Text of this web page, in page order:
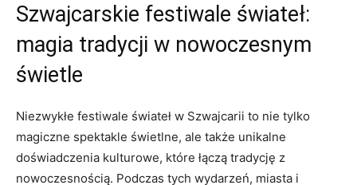
Szwajcarskie festiwale świateł:
magia ‌tradycji​ w nowoczesnym
świetle
Niezwykłe festiwale ​świateł w⁢ Szwajcarii ⁤to nie tylko
magiczne spektakle świetlne, ale także unikalne
doświadczenia kulturowe,‍ które łączą tradycję z‌
nowoczesnością. Podczas tych wydarzeń, ‌miasta i